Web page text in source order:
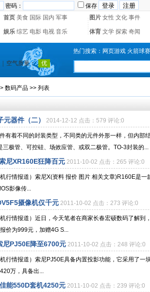
密码： 保存
首页 美食 国际 国内 军事 图片 女性 文化 事件
娱乐 综艺 电影 电视 音乐 体育 文学 探索 奇闻
热门搜索： 网页游戏 火箭球赛
数码产品 >> 列表
器件（二） 2014-12-12 点击：579 评论:0
有着不同的封装类型，不同类的元件外形一样，但内部
三极管、可控硅、场效应管、或双二极管。TO-3封装的...
尼XR160E狂降百元 2011-10-02 点击：265 评论:0
机行情报道）索尼X(资料 报价 图片 相关文章)R160E是
影像传...
摄像机仅千元 2011-10-02 点击：273 评论:0
机行情报道）近日，今天笔者在商家长春宏硕数码了解到
价为999元，加赠4G S...
尼PJ50E降至6700元 2011-10-02 点击：248 评论:0
机行情报道）索尼PJ50E具备内置投影功能，它采用了一
万，具备出...
能550D套机4250元 2011-10-02 点击：239 评论:0